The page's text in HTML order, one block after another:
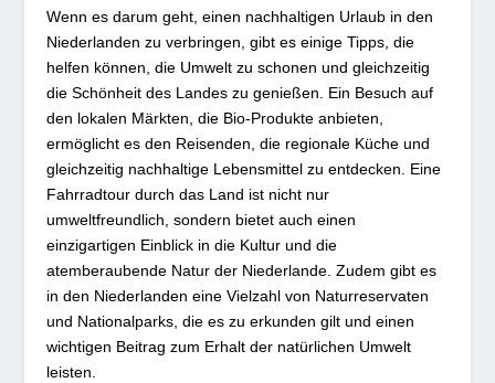
Wenn es darum geht, einen nachhaltigen Urlaub in den
Niederlanden zu verbringen, gibt es einige Tipps, die
helfen können, die Umwelt zu schonen und gleichzeitig
die Schönheit des Landes zu genießen. Ein Besuch auf
den lokalen Märkten, die Bio-Produkte anbieten,
ermöglicht es den Reisenden, die regionale Küche und
gleichzeitig nachhaltige Lebensmittel zu entdecken. Eine
Fahrradtour durch das Land ist nicht nur
umweltfreundlich, sondern bietet auch einen
einzigartigen Einblick in die Kultur und die
atemberaubende Natur der Niederlande. Zudem gibt es
in den Niederlanden eine Vielzahl von Naturreservaten
und Nationalparks, die es zu erkunden gilt und einen
wichtigen Beitrag zum Erhalt der natürlichen Umwelt
leisten.